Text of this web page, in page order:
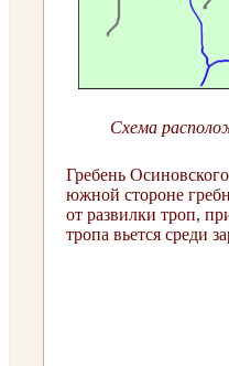
Схема
Гребень
южной стороне
от развилки троп,
тропа вьется среди